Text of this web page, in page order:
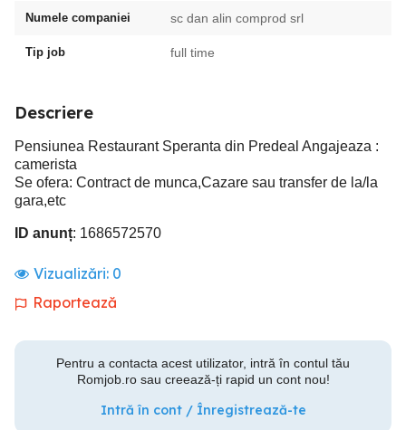
Numele companiei sc dan alin comprod srl
Tip job full time
Descriere
Pensiunea Restaurant Speranta din Predeal Angajeaza :
camerista
Se ofera: Contract de munca,Cazare sau transfer de la/la
gara,etc
ID anunț: 1686572570
Vizualizări: 0
Raportează
Pentru a contacta acest utilizator, intră în contul tău
Romjob.ro sau creează-ți rapid un cont nou!
Intră în cont / Înregistrează-te